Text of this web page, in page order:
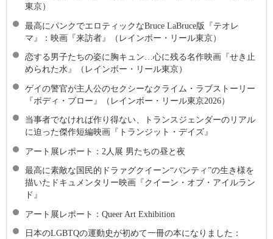
東京）
最高にパンクでエロティックなBruce LaBruce版『テオレ
マ』：映画『来訪者』（レインボー・リール東京）
恋する男子たちの姿に胸キュン…心に残る名作映画『せき止
められた水』（レインボー・リール東京）
ゲイの警官が主人公のセクシーなクライム・ラブストーリー
『ボディ・ブロー』（レインボー・リール東京2026）
当事者でなければ作り得ない、トランスジェンダーのリアル
に迫った傑作短編映画『トランジット・デイズ』
アート展レポート：2人展 男たちの昼と夜
最高に素敵な国⺠的ドラァグクイーン“パンティ”の生き様を
描いたドキュメンタリー映画『クイーン・オブ・アイルラン
ド』
アート展レポート：Queer Art Exhibition
日本のLGBTQの運動史が初めて一冊の本になりました：